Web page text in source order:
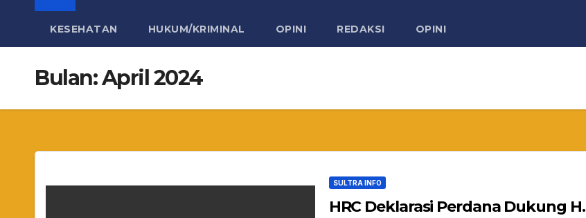
KESEHATAN HUKUM/KRIMINAL OPINI REDAKSI OPINI
Bulan:April 2024
SULTRA INFO
HRC Deklarasi Perdana Dukung H.